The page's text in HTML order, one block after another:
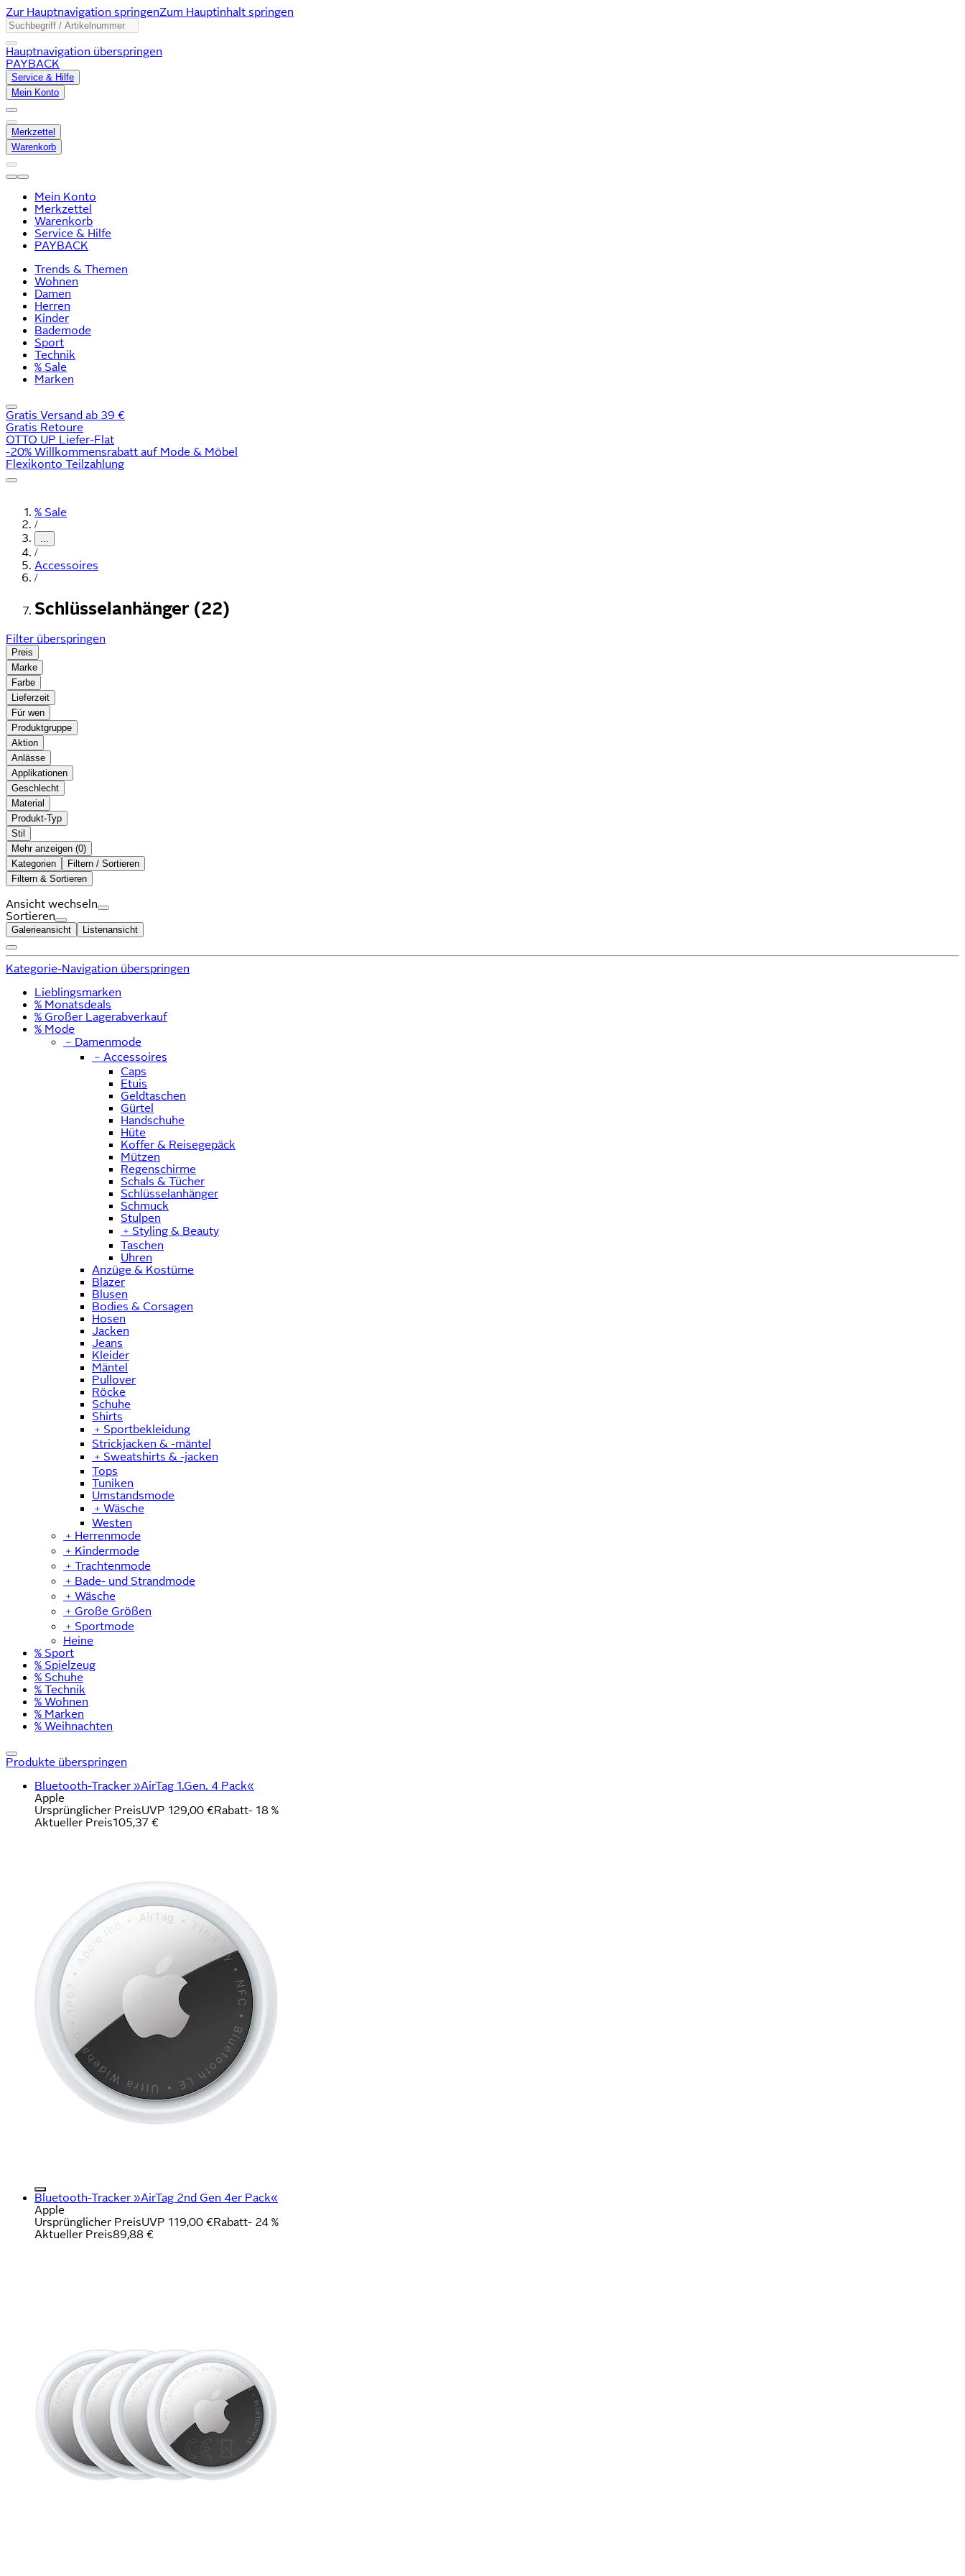
Zur Hauptnavigation springenZum Hauptinhalt springen
Hauptnavigation überspringen
PAYBACK
Service & Hilfe
Mein Konto
Merkzettel
Warenkorb
Mein Konto
Merkzettel
Warenkorb
Service & Hilfe
PAYBACK
Trends & Themen
Wohnen
Damen
Herren
Kinder
Bademode
Sport
Technik
% Sale
Marken
Gratis Versand ab 39 €
Gratis Retoure
OTTO UP Liefer-Flat
-20% Willkommensrabatt auf Mode & Möbel
Flexikonto Teilzahlung
% Sale
/
...
/
Accessoires
/
Schlüsselanhänger (22)
Filter überspringen
Preis
Marke
Farbe
Lieferzeit
Für wen
Produktgruppe
Aktion
Anlässe
Applikationen
Geschlecht
Material
Produkt-Typ
Stil
Mehr anzeigen ( )
Kategorien
Filtern / Sortieren
Filtern & Sortieren
Ansicht wechseln
Sortieren
Galerieansicht Listenansicht
Kategorie-Navigation überspringen
Lieblingsmarken
% Monatsdeals
% Großer Lagerabverkauf
% Mode
﹣ Damenmode
﹣ Accessoires
Caps
Etuis
Geldtaschen
Gürtel
Handschuhe
Hüte
Koffer & Reisegepäck
Mützen
Regenschirme
Schals & Tücher
Schlüsselanhänger
Schmuck
Stulpen
﹢ Styling & Beauty
Taschen
Uhren
Anzüge & Kostüme
Blazer
Blusen
Bodies & Corsagen
Hosen
Jacken
Jeans
Kleider
Mäntel
Pullover
Röcke
Schuhe
Shirts
﹢ Sportbekleidung
Strickjacken & -mäntel
﹢ Sweatshirts & -jacken
Tops
Tuniken
Umstandsmode
﹢ Wäsche
Westen
﹢ Herrenmode
﹢ Kindermode
﹢ Trachtenmode
﹢ Bade- und Strandmode
﹢ Wäsche
﹢ Große Größen
﹢ Sportmode
Heine
% Sport
% Spielzeug
% Schuhe
% Technik
% Wohnen
% Marken
% Weihnachten
Produkte überspringen
Bluetooth-Tracker »AirTag 1.Gen. 4 Pack«
Apple
Ursprünglicher PreisUVP 129,00 €Rabatt- 18 %
Aktueller Preis105,37 €
Bluetooth-Tracker »AirTag 2nd Gen 4er Pack«
Apple
Ursprünglicher PreisUVP 119,00 €Rabatt- 24 %
Aktueller Preis89,88 €